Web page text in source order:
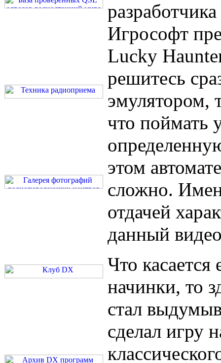
Игрософт
Lucky
решитесь
эмулятором,
что поймать
этом
сложно.
отдачей
данный
Что касается
начинки, то
стал
сделал игру